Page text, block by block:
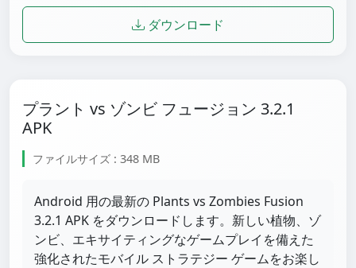
ダウンロード
プラント vs ゾンビ フュージョン 3.2.1
APK
ファイルサイズ : 348 MB
Android 用の最新の Plants vs Zombies Fusion
3.2.1 APK をダウンロードします。新しい植物、ゾ
ンビ、エキサイティングなゲームプレイを備えた
強化されたモバイル ストラテジー ゲームをお楽し